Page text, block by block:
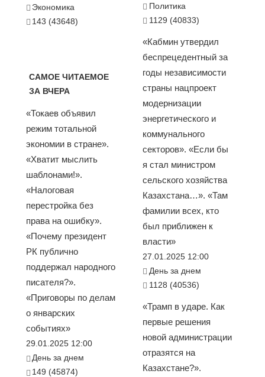
Экономика
143 (43648)
САМОЕ ЧИТАЕМОЕ
ЗА ВЧЕРА
«Токаев объявил
режим тотальной
экономии в стране».
«Хватит мыслить
шаблонами!».
«Налоговая
перестройка без
права на ошибку».
«Почему президент
РК публично
поддержал народного
писателя?».
«Приговоры по делам
о январских
событиях»
29.01.2025 12:00
День за днем
149 (45874)
Политика
1129 (40833)
«Кабмин утвердил
беспрецедентный за
годы независимости
страны нацпроект
модернизации
энергетического и
коммунального
секторов». «Если бы
я стал министром
сельского хозяйства
Казахстана…». «Там
фамилии всех, кто
был приближен к
власти»
27.01.2025 12:00
День за днем
1128 (40536)
«Трамп в ударе. Как
первые решения
новой администрации
отразятся на
Казахстане?».